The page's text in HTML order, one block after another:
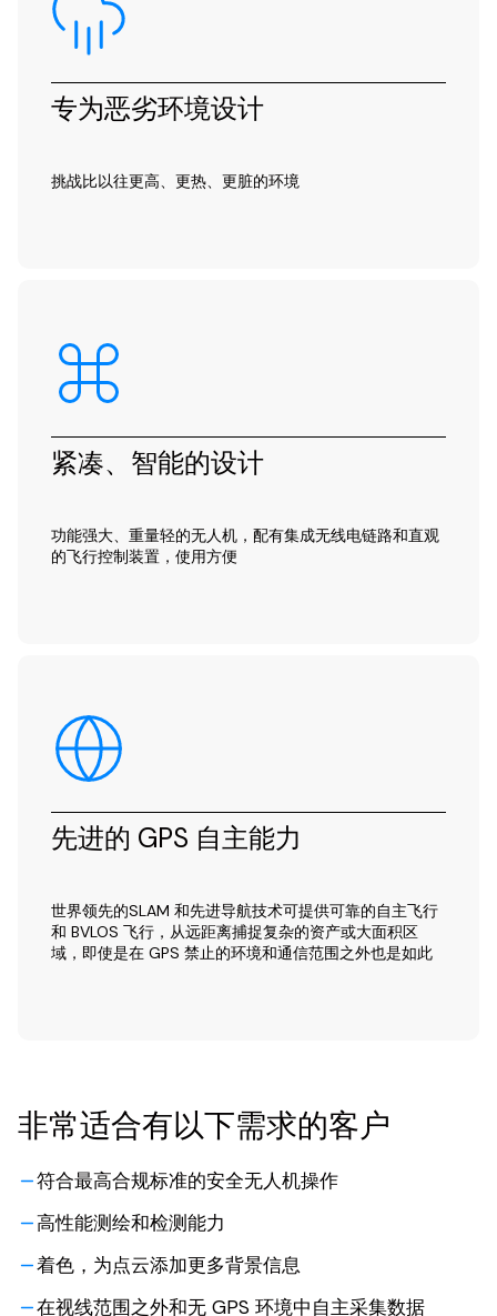
专为恶劣环境设计
挑战比以往更高、更热、更脏的环境
紧凑、智能的设计
功能强大、重量轻的无人机，配有集成无线电链路和直观
的飞行控制装置，使用方便
先进的 GPS 自主能力
世界领先的SLAM 和先进导航技术可提供可靠的自主飞行
和 BVLOS 飞行，从远距离捕捉复杂的资产或大面积区
域，即使是在 GPS 禁止的环境和通信范围之外也是如此
非常适合有以下需求的客户
符合最高合规标准的安全无人机操作
高性能测绘和检测能力
着色，为点云添加更多背景信息
在视线范围之外和无 GPS 环境中自主采集数据